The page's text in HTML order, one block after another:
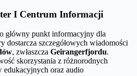
I Centrum Informacji
główny punkt informacyjny dla
dostarcza szczegółowych wiadomości
, zwłaszcza Geirangerfjordu.
skorzystania z różnorodnych
edukacyjnych oraz audio